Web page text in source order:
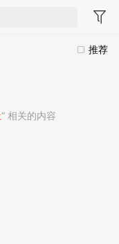
推荐
” 相关的内容